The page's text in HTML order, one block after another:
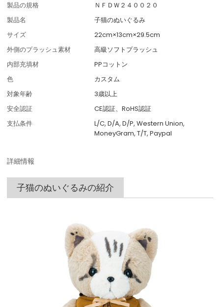
製品の規格
ＮＦＤＷ２４００２０
製品名
子猫のぬいぐるみ
サイズ
22cm×13cm×29.5cm
外側のプラッシュ素材
高級ソフトプラッシュ
内部充填材
PPコットン
色
カスタム
対象年齢
3歳以上
安全認証
CE認証、RoHS認証
支払条件
L/C, D/A, D/P, Western Union,
MoneyGram, T/T, Paypal
詳細情報
子猫のぬいぐるみの紹介